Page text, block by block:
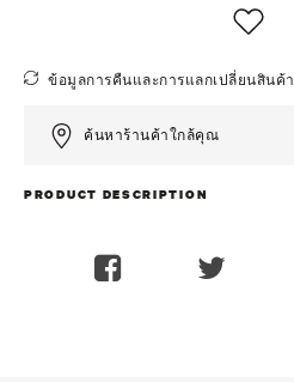
ข้อมูลการคืนและการแลกเปลี่ยนสินค้า
ค้นหาร้านค้าใกล้คุณ
PRODUCT DESCRIPTION